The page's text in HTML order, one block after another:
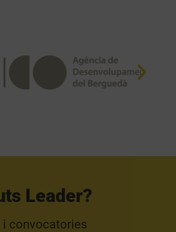
Leader?​
i convocatories